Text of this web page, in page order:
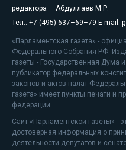
редактора — Абдуллаев М.Р.
Тел.: +7 (495) 637–69–79 E-mail:
«Парламентская газета» -
Федерального Собрания РФ.
газеты - Государственная
публикатор федеральных
законов и актов палат
газета» имеет пункты печати и
федерации.
Сайт «Парламентской газеты» -
достоверная информация о
деятельности депутатов и